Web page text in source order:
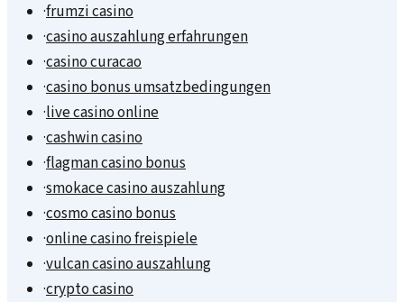
·frumzi casino
·casino auszahlung erfahrungen
·casino curacao
·casino bonus umsatzbedingungen
·live casino online
·cashwin casino
·flagman casino bonus
·smokace casino auszahlung
·cosmo casino bonus
·online casino freispiele
·vulcan casino auszahlung
·crypto casino